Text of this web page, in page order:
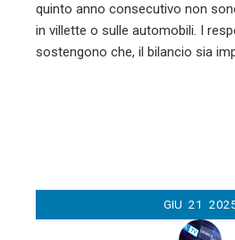
quinto anno consecutivo non
in villette o sulle automobili. I
sostengono che, il bilancio sia
GIU 21